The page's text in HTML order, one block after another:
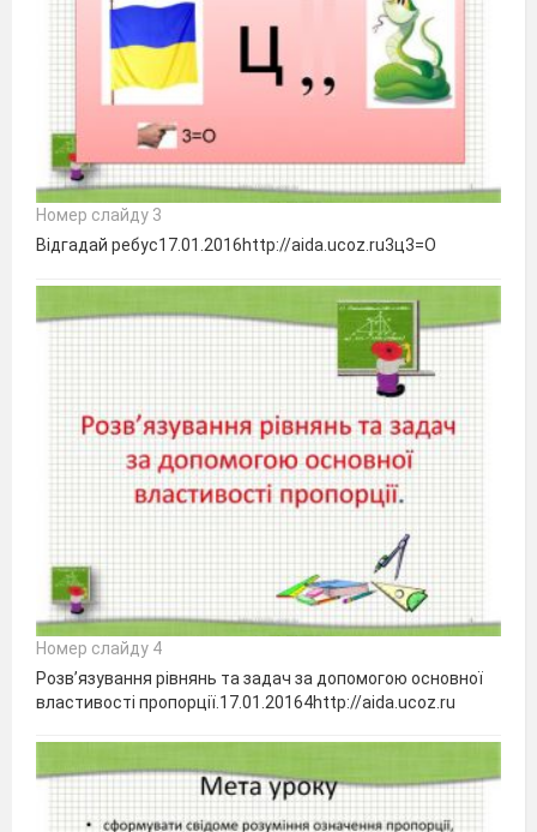
Номер слайду 3
Відгадай ребус17.01.2016http://aida.ucoz.ru3ц3=О
Номер слайду 4
Розв’язування рівнянь та задач за допомогою основної
властивості пропорції.17.01.20164http://aida.ucoz.ru